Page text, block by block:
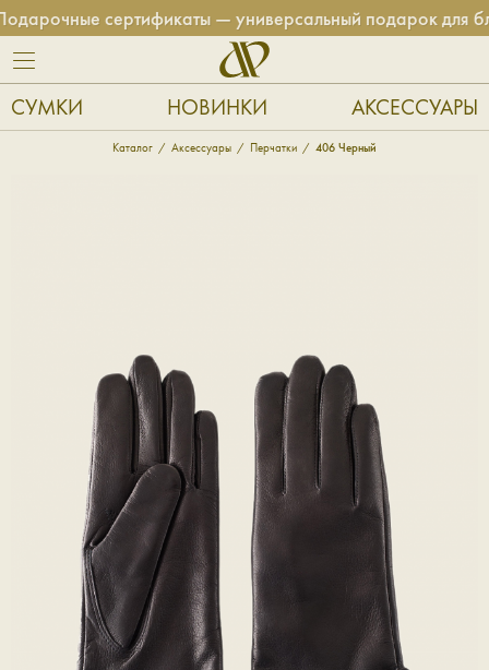
сертификаты — универсальный подарок для
СУМКИ НОВИНКИ АКСЕССУАРЫ
Каталог Аксессуары Перчатки 406 Черный